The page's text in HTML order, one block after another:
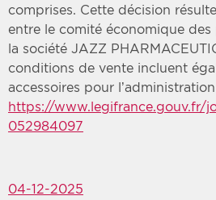
comprises. Cette décision
entre le comité économique
la société JAZZ
conditions de vente incluent
accessoires pour
https://www.legifrance.gouv.fr/
052984097
04-12-2025